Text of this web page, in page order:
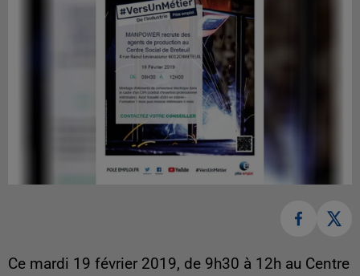
Ce mardi 19 février 2019, de 9h30 à 12h au Centre